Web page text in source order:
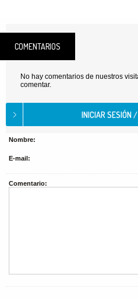
COMENTARIOS
No hay comentarios de nuestros
comentar.
Nombre:
E-mail:
Comentario: